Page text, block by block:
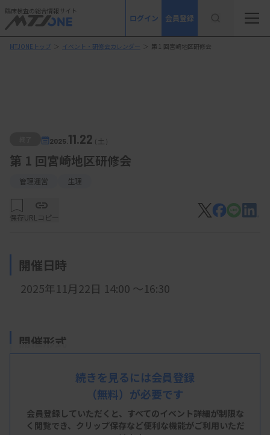
臨床検査の総合情報サイト
ログイン 会員登録
MTJONEトップ ＞ イベント・研修会カレンダー ＞ 第 1 回宮崎地区研修会
2025. 11.22（土）
第 1 回宮崎地区研修会
管理運営 生理
保存URLコピー
開催日時
2025年11月22日 14:00 ～16:30
開催形式
会 場
続きを見るには会員登録
（無料）が必要です
会員登録していただくと、すべてのイベント詳細が制限な
く閲覧でき、 クリップ保存など便利な機能がご利用いただ